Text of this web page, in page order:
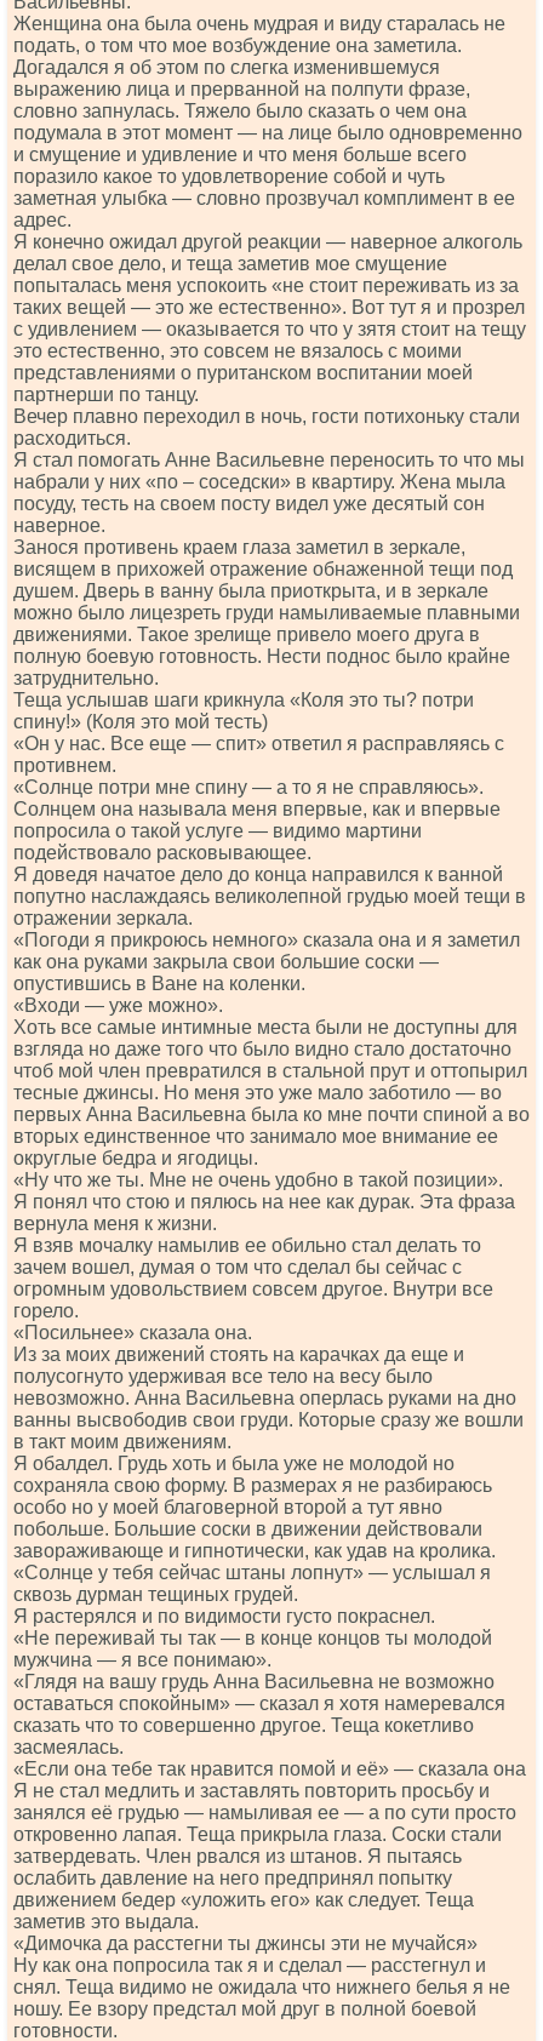
Женщина она была очень мудрая и виду старалась не
подать, о том что мое возбуждение она заметила.
Догадался я об этом по слегка изменившемуся
выражению лица и прерванной на полпути фразе,
словно запнулась. Тяжело было сказать о чем она
подумала в этот момент — на лице было одновременно
и смущение и удивление и что меня больше всего
поразило какое то удовлетворение собой и чуть
заметная улыбка — словно прозвучал комплимент в ее
адрес.
Я конечно ожидал другой реакции — наверное алкоголь
делал свое дело, и теща заметив мое смущение
попыталась меня успокоить «не стоит переживать из за
таких вещей — это же естественно». Вот тут я и прозрел
с удивлением — оказывается то что у зятя стоит на тещу
это естественно, это совсем не вязалось с моими
представлениями о пуританском воспитании моей
партнерши по танцу.
Вечер плавно переходил в ночь, гости потихоньку стали
расходиться.
Я стал помогать Анне Васильевне переносить то что мы
набрали у них «по – соседски» в квартиру. Жена мыла
посуду, тесть на своем посту видел уже десятый сон
наверное.
Занося противень краем глаза заметил в зеркале,
висящем в прихожей отражение обнаженной тещи под
душем. Дверь в ванну была приоткрыта, и в зеркале
можно было лицезреть груди намыливаемые плавными
движениями. Такое зрелище привело моего друга в
полную боевую готовность. Нести поднос было крайне
затруднительно.
Теща услышав шаги крикнула «Коля это ты? потри
спину!» (Коля это мой тесть)
«Он у нас. Все еще — спит» ответил я расправляясь с
противнем.
«Солнце потри мне спину — а то я не справляюсь».
Солнцем она называла меня впервые, как и впервые
попросила о такой услуге — видимо мартини
подействовало расковывающее.
Я доведя начатое дело до конца направился к ванной
попутно наслаждаясь великолепной грудью моей тещи в
отражении зеркала.
«Погоди я прикроюсь немного» сказала она и я заметил
как она руками закрыла свои большие соски —
опустившись в Ване на коленки.
«Входи — уже можно».
Хоть все самые интимные места были не доступны для
взгляда но даже того что было видно стало достаточно
чтоб мой член превратился в стальной прут и оттопырил
тесные джинсы. Но меня это уже мало заботило — во
первых Анна Васильевна была ко мне почти спиной а во
вторых единственное что занимало мое внимание ее
округлые бедра и ягодицы.
«Ну что же ты. Мне не очень удобно в такой позиции».
Я понял что стою и пялюсь на нее как дурак. Эта фраза
вернула меня к жизни.
Я взяв мочалку намылив ее обильно стал делать то
зачем вошел, думая о том что сделал бы сейчас с
огромным удовольствием совсем другое. Внутри все
горело.
«Посильнее» сказала она.
Из за моих движений стоять на карачках да еще и
полусогнуто удерживая все тело на весу было
невозможно. Анна Васильевна оперлась руками на дно
ванны высвободив свои груди. Которые сразу же вошли
в такт моим движениям.
Я обалдел. Грудь хоть и была уже не молодой но
сохраняла свою форму. В размерах я не разбираюсь
особо но у моей благоверной второй а тут явно
побольше. Большие соски в движении действовали
завораживающе и гипнотически, как удав на кролика.
«Солнце у тебя сейчас штаны лопнут» — услышал я
сквозь дурман тещиных грудей.
Я растерялся и по видимости густо покраснел.
«Не переживай ты так — в конце концов ты молодой
мужчина — я все понимаю».
«Глядя на вашу грудь Анна Васильевна не возможно
оставаться спокойным» — сказал я хотя намеревался
сказать что то совершенно другое. Теща кокетливо
засмеялась.
«Если она тебе так нравится помой и её» — сказала она
Я не стал медлить и заставлять повторить просьбу и
занялся её грудью — намыливая ее — а по сути просто
откровенно лапая. Теща прикрыла глаза. Соски стали
затвердевать. Член рвался из штанов. Я пытаясь
ослабить давление на него предпринял попытку
движением бедер «уложить его» как следует. Теща
заметив это выдала.
«Димочка да расстегни ты джинсы эти не мучайся»
Ну как она попросила так я и сделал — расстегнул и
снял. Теща видимо не ожидала что нижнего белья я не
ношу. Ее взору предстал мой друг в полной боевой
готовности.